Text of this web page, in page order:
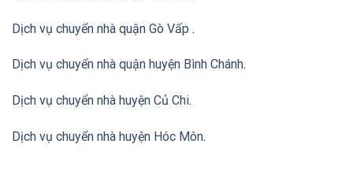
Dịch vụ chuyển nhà quận Gò Vấp .
Dịch vụ chuyển nhà quận huyện Bình Chánh.
Dịch vụ chuyển nhà huyện Củ Chi.
Dịch vụ chuyển nhà huyện Hóc Môn.